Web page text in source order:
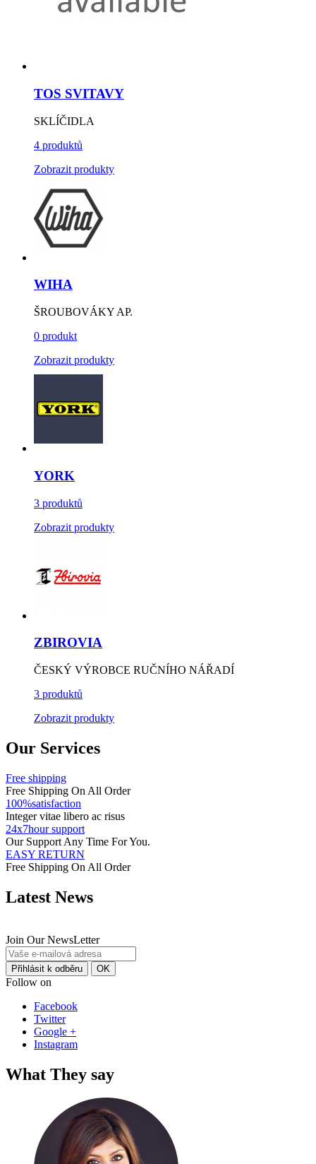
TOS SVITAVY
SKLÍČIDLA
4 produktů
Zobrazit produkty
WIHA
ŠROUBOVÁKY AP.
0 produkt
Zobrazit produkty
YORK
3 produktů
Zobrazit produkty
ZBIROVIA
ČESKÝ VÝROBCE RUČNÍHO NÁŘADÍ
3 produktů
Zobrazit produkty
Our Services
Free shipping
Free Shipping On All Order
100%satisfaction
Integer vitae libero ac risus
24x7hour support
Our Support Any Time For You.
EASY RETURN
Free Shipping On All Order
Latest News
Join Our NewsLetter
Follow on
Facebook
Twitter
Google +
Instagram
What They say